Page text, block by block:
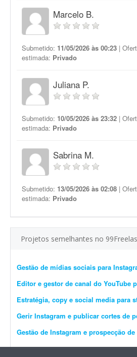
Marcelo B.
Submetido: 11/05/2026 às 00:23 |
estimada: Privado
Juliana P.
Submetido: 10/05/2026 às 23:32 |
estimada: Privado
Sabrina M.
Submetido: 13/05/2026 às 02:08 |
estimada: Privado
Projetos semelhantes no 99Freelas
Gestão de mídias sociais para
Editor e gestor de canal do YouTube
Estratégia, copy e social media para
Gerir Instagram e publicar cortes de
Gestão de Instagram e prospecção